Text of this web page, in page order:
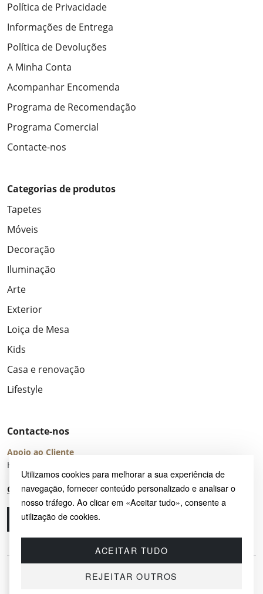
Utilizamos cookies para melhorar a sua experiência de
navegação, fornecer conteúdo personalizado e analisar o
nosso tráfego. Ao clicar em «Aceitar tudo», consente a
utilização de cookies.
ACEITAR TUDO
REJEITAR OUTROS
Política de Privacidade
Informações de Entrega
Política de Devoluções
A Minha Conta
Acompanhar Encomenda
Programa de Recomendação
Programa Comercial
Contacte-nos
Categorias de produtos
Tapetes
Móveis
Decoração
Iluminação
Arte
Exterior
Loiça de Mesa
Kids
Casa e renovação
Lifestyle
Contacte-nos
Apoio ao Cliente
Horário de Atendimento: seg – sex 8:00 – 16:00 (UTC+2)
Centro de Ajuda
Ligue-nos